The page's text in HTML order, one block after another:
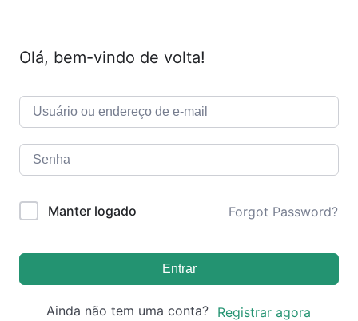
Olá, bem-vindo de volta!
Manter logado Forgot Password?
Entrar
Ainda não tem uma conta? Registrar agora